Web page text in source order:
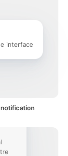
interface
notification